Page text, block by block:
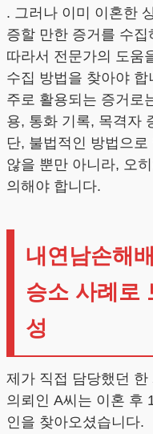
. 그러나 이미 이혼한
증할 만한 증거를 수
따라서 전문가의 도움
수집 방법을 찾아야 합
주로 활용되는 증거로
용, 통화 기록, 목격자
단, 불법적인 방법으
않을 뿐만 아니라, 오
의해야 합니다.
내연남손해
승소 사례로
성
제가 직접 담당했던
의뢰인 A씨는 이혼 후
인을 찾아오셨습니다.